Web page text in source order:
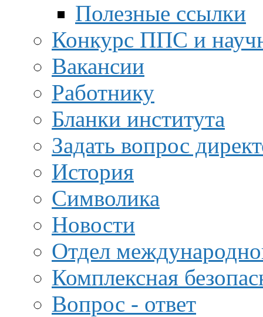
Полезные ссылки
Конкурс ППС и
Вакансии
Работнику
Бланки института
Задать вопрос
История
Символика
Новости
Отдел
Комплексная
Вопрос - ответ